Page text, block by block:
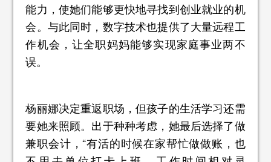
能力，使她们能够更快地寻找到创业就业的机
会。与此同时，数字技术也提供了大量远程工
作机会，让全职妈妈能够实现家庭事业两不
误。
杨丽娜决定重返职场，但孩子的生活学习还需
要她来照顾。出于种种考虑，她最后选择了做
兼职会计，“有活的时候在家帮忙做做账，也